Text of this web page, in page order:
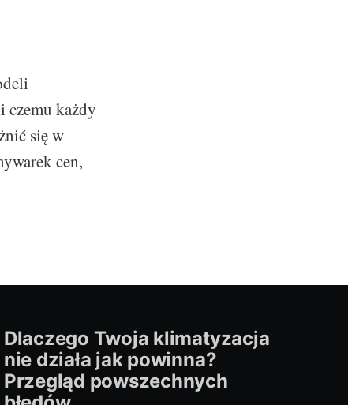
czemu każdy
się w
cen,
Dlaczego Twoja klimatyzacja
nie działa jak powinna?
Przegląd powszechnych